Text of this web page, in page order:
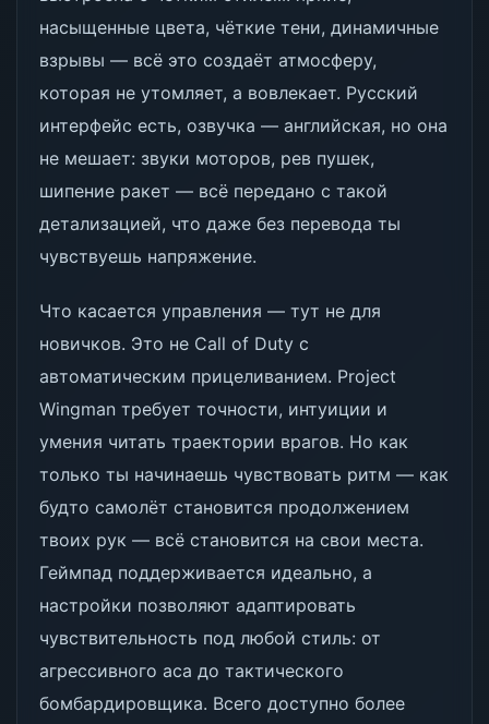
насыщенные цвета, чёткие тени, динамичные
взрывы — всё это создаёт атмосферу,
которая не утомляет, а вовлекает. Русский
интерфейс есть, озвучка — английская, но она
не мешает: звуки моторов, рев пушек,
шипение ракет — всё передано с такой
детализацией, что даже без перевода ты
чувствуешь напряжение.
Что касается управления — тут не для
новичков. Это не Call of Duty с
автоматическим прицеливанием. Project
Wingman требует точности, интуиции и
умения читать траектории врагов. Но как
только ты начинаешь чувствовать ритм — как
будто самолёт становится продолжением
твоих рук — всё становится на свои места.
Геймпад поддерживается идеально, а
настройки позволяют адаптировать
чувствительность под любой стиль: от
агрессивного аса до тактического
бомбардировщика. Всего доступно более